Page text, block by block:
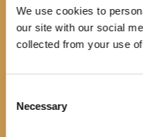
We use cookies to
our site with our social
collected from your use
Selection
Necessary